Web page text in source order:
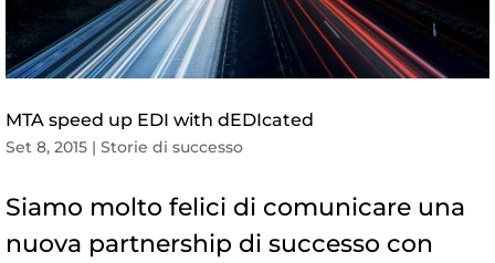
MTA speed up EDI with dEDIcated
Set 8, 2015 | Storie di successo
Siamo molto felici di comunicare una
nuova partnership di successo con